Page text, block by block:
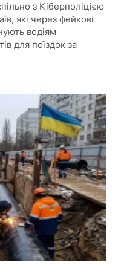
з Кіберполіцією
які через фейкові
водіям
для поїздок за